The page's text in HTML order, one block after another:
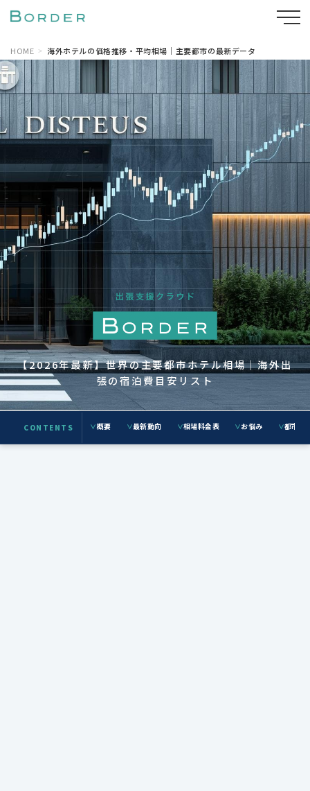
HOME 海外ホテルの価格推移・平均相場｜主要都市の最新データ
【2026年最新】世界の主要都市ホテル相場｜海外出
張の宿泊費目安リスト
CONTENTS ∨概要 ∨最新動向 ∨相場料金表 ∨お悩み ∨都市別